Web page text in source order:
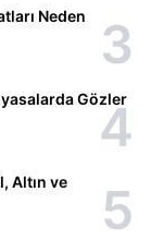
Neden
3
Gözler
4
Altın ve
5